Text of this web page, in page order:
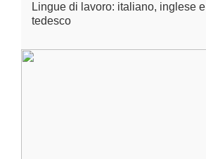
Lingue di lavoro: italiano, inglese e
tedesco